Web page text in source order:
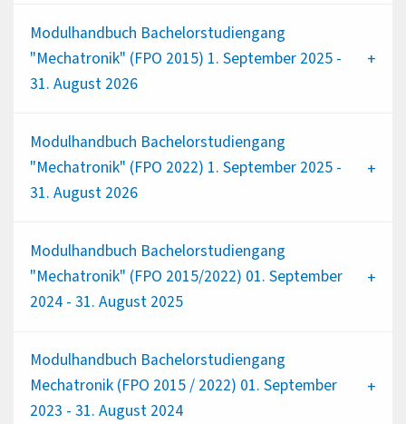
Modulhandbuch Bachelorstudiengang
"Mechatronik" (FPO 2015) 1. September 2025 -
31. August 2026
Modulhandbuch Bachelorstudiengang
"Mechatronik" (FPO 2022) 1. September 2025 -
31. August 2026
Modulhandbuch Bachelorstudiengang
"Mechatronik" (FPO 2015/2022) 01. September
2024 - 31. August 2025
Modulhandbuch Bachelorstudiengang
Mechatronik (FPO 2015 / 2022) 01. September
2023 - 31. August 2024